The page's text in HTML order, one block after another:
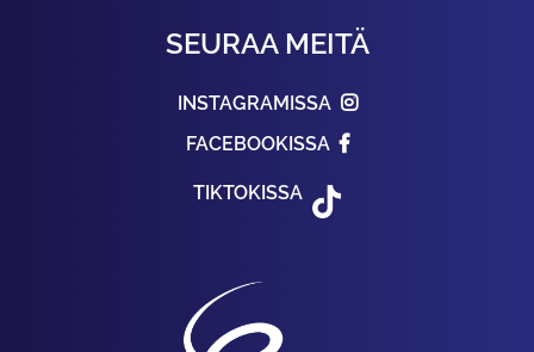
SEURAA MEITÄ
INSTAGRAMISSA
FACEBOOKISSA
TIKTOKISSA